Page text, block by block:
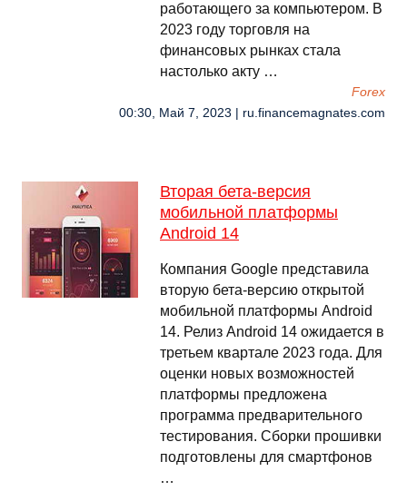
работающего за компьютером. В
2023 году торговля на
финансовых рынках стала
настолько акту …
Forex
00:30, Май 7, 2023 | ru.financemagnates.com
Вторая бета-версия
мобильной платформы
Android 14
Компания Google представила
вторую бета-версию открытой
мобильной платформы Android
14. Релиз Android 14 ожидается в
третьем квартале 2023 года. Для
оценки новых возможностей
платформы предложена
программа предварительного
тестирования. Сборки прошивки
подготовлены для смартфонов
…